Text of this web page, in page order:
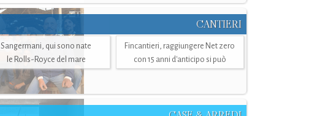
CANTIERI
Sangermani, qui sono nate
le Rolls-Royce del mare
Fincantieri, raggiungere Net zero
con 15 anni d'anticipo si può